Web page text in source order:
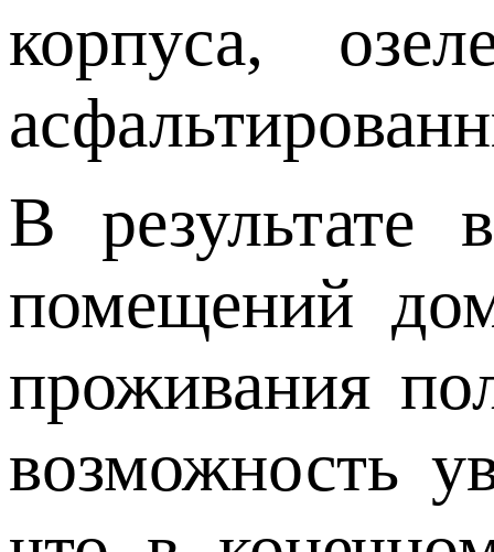
корпуса,
В результате
помещений
проживания
возможность